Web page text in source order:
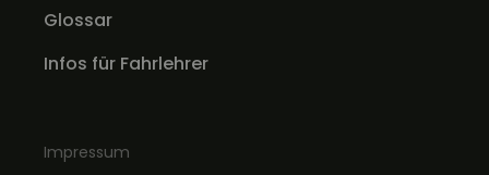
Glossar
Infos für Fahrlehrer
Impressum